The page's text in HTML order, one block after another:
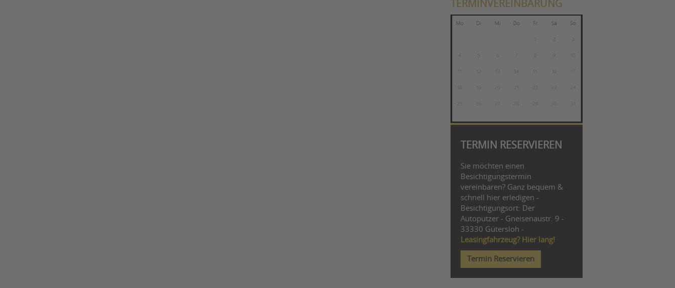
TERMINVEREINBARUNG
TERMIN RESERVIEREN
Sie möchten einen
Besichtigungstermin
vereinbaren? Ganz bequem &
schnell hier erledigen -
Besichtigungsort: Der
Autoputzer - Gneisenaustr. 9 -
33330 Gütersloh -
Leasingfahrzeug? Hier lang!
Termin Reservieren